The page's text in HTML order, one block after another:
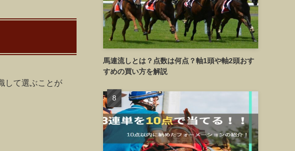
して選ぶことが
馬連流しとは？点数は何点？軸1頭や軸2頭おす
すめの買い方を解説